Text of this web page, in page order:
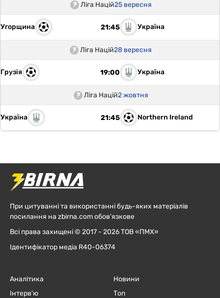
Ліга Націй25 вересня
Угорщина 21:45 Україна
Ліга Націй28 вересня
Грузія 19:00 Україна
Ліга Націй2 жовтня
Україна 21:45 Northern Ireland
При цитуванні та використанні будь-яких матеріалів
посилання на zbirna.com обов'язкове
Всі права захищені © 2017 - 2026 ТОВ «ПМХ»
Ідентифікатор медіа R40-06374
Аналітика
Інтерв'ю
Новини
Топ